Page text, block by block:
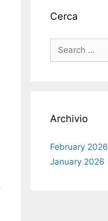
Cerca
Search
for:
Archivio
February 2026
January 2026